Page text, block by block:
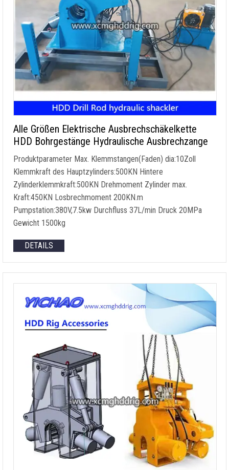
Alle Größen Elektrische Ausbrechschäkelkette
HDD Bohrgestänge Hydraulische Ausbrechzange
Produktparameter Max. Klemmstangen(Faden) dia:10Zoll
Klemmkraft des Hauptzylinders:500KN Hintere
Zylinderklemmkraft:500KN Drehmoment Zylinder max.
Kraft:450KN Losbrechmoment 200KN.m
Pumpstation:380V,7.5kw Durchfluss 37L/min Druck 20MPa
Gewicht 1500kg
DETAILS